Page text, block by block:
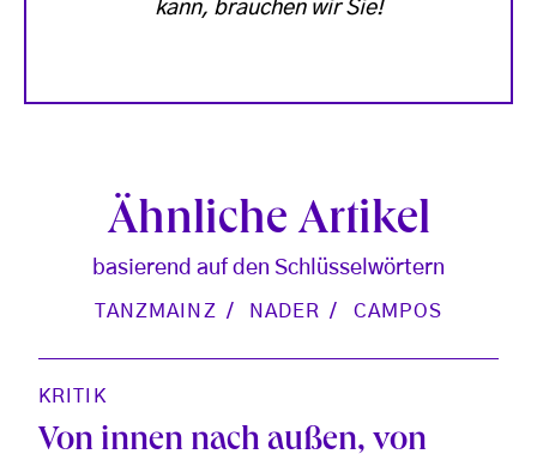
kann, brauchen wir Sie!
Ähnliche Artikel
basierend auf den Schlüsselwörtern
TANZMAINZ NADER CAMPOS
KRITIK
Von innen nach außen, von